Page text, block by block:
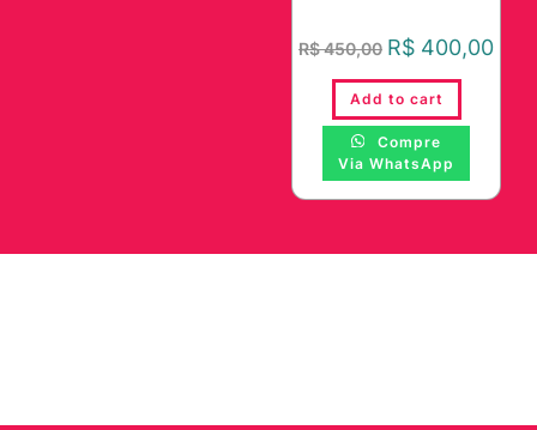
R$450,00 R$ 400,00
Add to cart
Compre
Via WhatsApp